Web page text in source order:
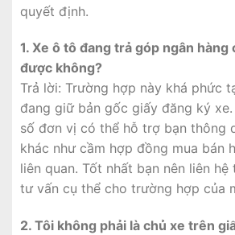
quyết định.
1. Xe ô tô đang trả góp ngân hàng
được không?
Trả lời: Trường hợp này khá phức
đang giữ bản gốc giấy đăng ký xe.
số đơn vị có thể hỗ trợ bạn thông
khác như cầm hợp đồng mua bán
liên quan. Tốt nhất bạn nên liên
tư vấn cụ thể cho trường hợp của
2. Tôi không phải là chủ xe trên